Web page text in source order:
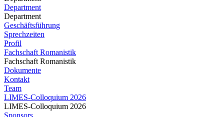
Department
Department
Geschäftsführung
Sprechzeiten
Profil
Fachschaft Romanistik
Fachschaft Romanistik
Dokumente
Kontakt
Team
LIMES-Colloquium 2026
LIMES-Colloquium 2026
Sponsors